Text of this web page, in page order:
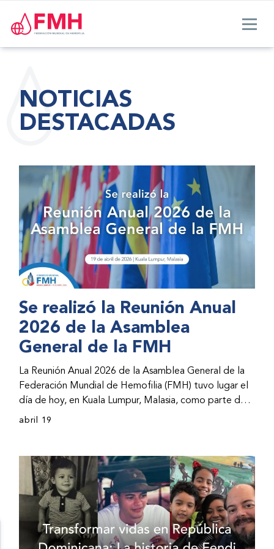
NOTICIAS
DESTACADAS
Se realizó la Reunión Anual
2026 de la Asamblea
General de la FMH
La Reunión Anual 2026 de la Asamblea General de la
Federación Mundial de Hemofilia (FMH) tuvo lugar el
día de hoy, en Kuala Lumpur, Malasia, como parte del
Congreso Mundial 2026 de la FMH. La reunión abarcó
avances por parte de la dirección de la FMH. Al
evento asistieron representantes de las organizaciones
nacionales miembros (ONM) de la FMH y otras partes
interesadas.
abril 19